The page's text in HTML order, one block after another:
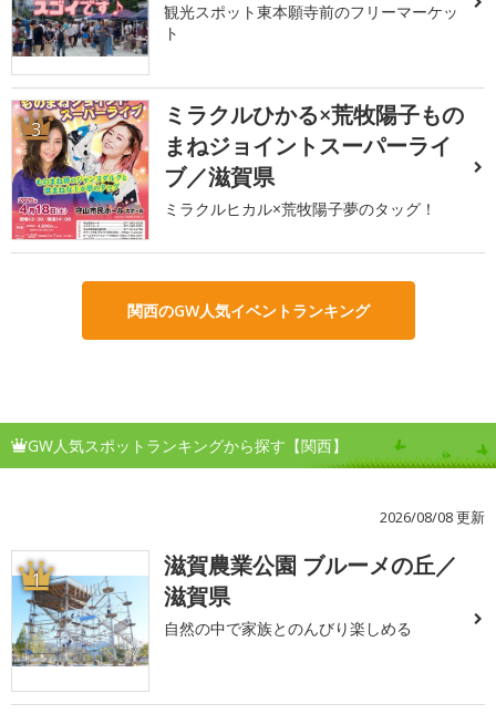
観光スポット東本願寺前のフリーマーケッ
ト
3
ミラクルひかる×荒牧陽子もの
まねジョイントスーパーライ
ブ／滋賀県
ミラクルヒカル×荒牧陽子夢のタッグ！
関西のGW人気イベントランキング
GW人気スポットランキングから探す【関西】
2026/08/08 更新
1
滋賀農業公園 ブルーメの丘／
滋賀県
自然の中で家族とのんびり楽しめる